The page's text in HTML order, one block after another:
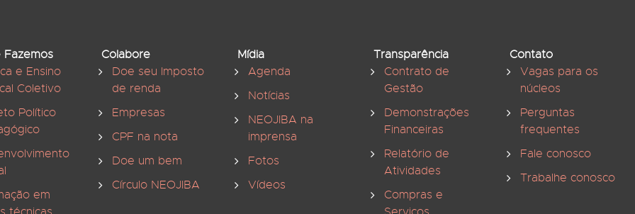
Fazemos
e Ensino
Coletivo
Político
em
Colabore
Doe seu Imposto
de renda
Empresas
CPF na nota
Doe um bem
Círculo NEOJIBA
Mídia
Agenda
Notícias
NEOJIBA na
imprensa
Fotos
Vídeos
Transparência
Contrato de
Gestão
Demonstrações
Financeiras
Relatório de
Atividades
Compras e
Contato
Vagas para os
núcleos
Perguntas
frequentes
Fale conosco
Trabalhe conosco